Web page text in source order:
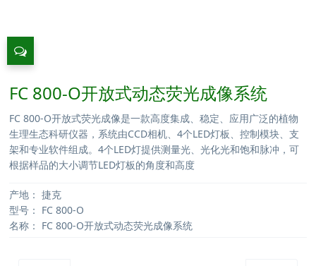
FC 800-O开放式动态荧光成像系统
FC 800-O开放式荧光成像是一款高度集成、稳定、应用广泛的植物
生理生态科研仪器，系统由CCD相机、4个LED灯板、控制模块、支
架和专业软件组成。4个LED灯提供测量光、光化光和饱和脉冲，可
根据样品的大小调节LED灯板的角度和高度
产地： 捷克
型号： FC 800-O
名称： FC 800-O开放式动态荧光成像系统